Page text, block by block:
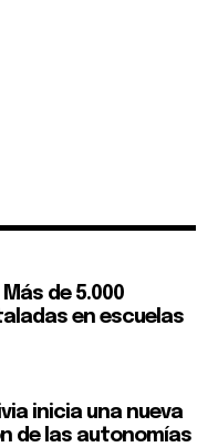
de 5.000
en escuelas
inicia una nueva
de las autonomías